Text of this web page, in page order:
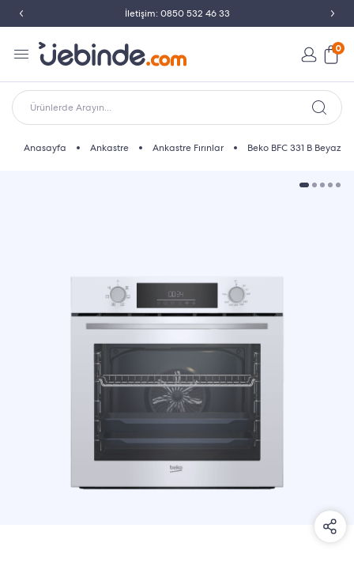
İletişim: 0850 532 46 33
0
Ürünlerde Arayın...
Anasayfa Ankastre Ankastre Fırınlar Beko BFC 331 B Beyaz